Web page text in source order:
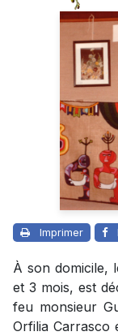
Imprimer
À son domicile,
et 3 mois, est
feu monsieur
Orfilia Carrasco